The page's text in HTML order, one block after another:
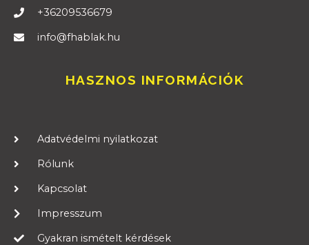
+36209536679
info@fhablak.hu
HASZNOS INFORMÁCIÓK
Adatvédelmi nyilatkozat
Rólunk
Kapcsolat
Impresszum
Gyakran ismételt kérdések